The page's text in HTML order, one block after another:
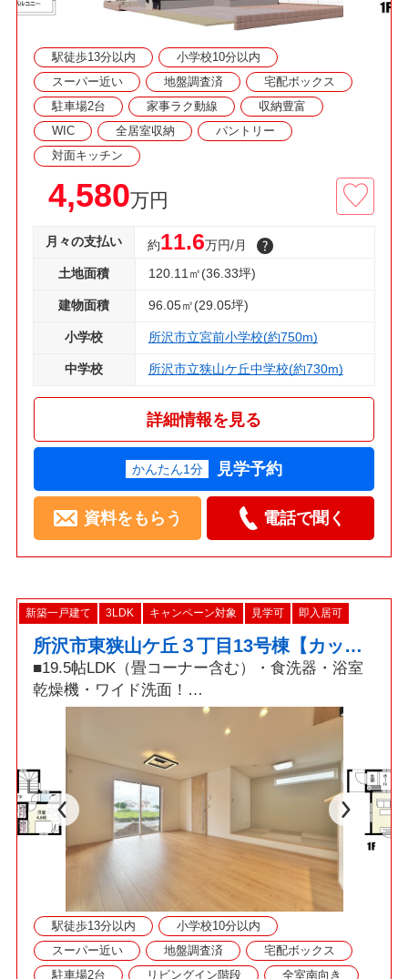
駅徒歩13分以内
小学校10分以内
スーパー近い
地盤調査済
宅配ボックス
駐車場2台
家事ラク動線
収納豊富
WIC
全居室収納
パントリー
対面キッチン
4,580万円
月々の支払い 約11.6万円/月
土地面積 120.11㎡(36.33坪)
建物面積 96.05㎡(29.05坪)
小学校 所沢市立宮前小学校(約750m)
中学校 所沢市立狭山ケ丘中学校(約730m)
詳細情報を見る
かんたん1分 見学予約
資料をもらう 電話で聞く
新築一戸建て 3LDK キャンペーン対象 見学可 即入居可
所沢市東狭山ケ丘３丁目13号棟【カップボード・パントリー・小上がり畳コーナー】
■19.5帖LDK（畳コーナー含む）・食洗器・浴室
乾燥機・ワイド洗面！
□並列駐車最大2台可！セカンドカーをお持ちでも
■冷暖房の効率を高める複層ガラス、節水型トイ
レ、経済的な都市ガス！
◇資料請求・見学予約などお気軽にご利用くださ
い◇
駅徒歩13分以内
小学校10分以内
スーパー近い
地盤調査済
宅配ボックス
駐車場2台
リビングイン階段 全室南向き